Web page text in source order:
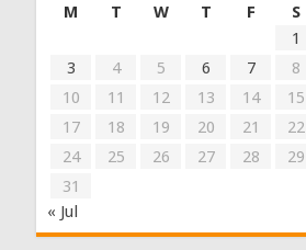
M
T W T F S
1
3
4 5 6 7 8
10
11 12 13 14 15
17
18 19 20 21 22
24
25 26 27 28 29
31
« Jul